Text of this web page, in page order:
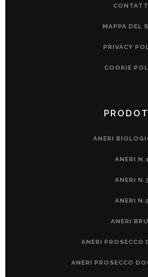
CONTATTI
MAPPA DEL
PRIVACY
COOKIE
ANERI
ANERI N.1
ANERI N.3
ANERI N.5
ANERI
ANERI PROSECCO
ANERI PROSECCO